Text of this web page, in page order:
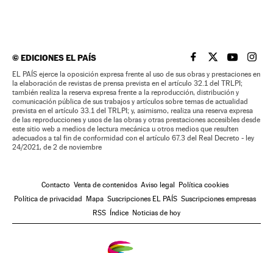
©EDICIONES EL PAÍS EL PAÍS BRASIL EN
EL PAÍSEL PAÍS
EL
EL PAÍS ejerce la oposición expresa frente al uso de sus obras y prestaciones en
la elaboración de revistas de prensa prevista en el artículo 32.1 del TRLPI;
también realiza la reserva expresa frente a la reproducción, distribución y
comunicación pública de sus trabajos y artículos sobre temas de actualidad
prevista en el artículo 33.1 del TRLPI; y, asimismo, realiza una reserva expresa
de las reproducciones y usos de las obras y otras prestaciones accesibles desde
este sitio web a medios de lectura mecánica u otros medios que resulten
adecuados a tal fin de conformidad con el artículo 67.3 del Real Decreto - ley
24/2021, de 2 de noviembre
Contacto Venta de contenidos Aviso legal
Política cookies
Política de privacidad
Mapa Suscripciones EL PAÍS Suscripciones empresas
RSS
Índice Noticias de hoy